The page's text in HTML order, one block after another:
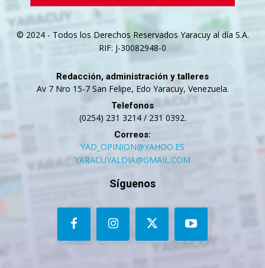
© 2024 - Todos los Derechos Reservados Yaracuy al día S.A.
RIF: J-30082948-0
Redacción, administración y talleres
Av 7 Nro 15-7 San Felipe, Edo Yaracuy, Venezuela.
Telefonos
(0254) 231 3214 / 231 0392.
Correos:
YAD_OPINION@YAHOO.ES
YARACUYALDIA@GMAIL.COM
Síguenos